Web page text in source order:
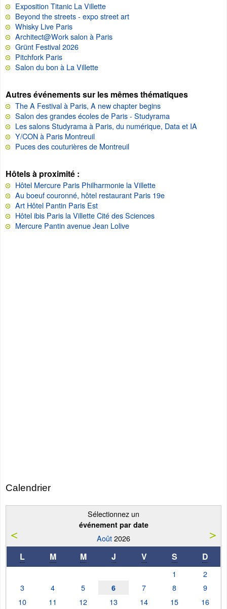
Exposition Titanic La Villette
Beyond the streets - expo street art
Whisky Live Paris
Architect@Work salon à Paris
Grünt Festival 2026
Pitchfork Paris
Salon du bon à La Villette
Autres événements sur les mêmes thématiques
The A Festival à Paris, A new chapter begins
Salon des grandes écoles de Paris - Studyrama
Les salons Studyrama à Paris, du numérique, Data et IA
Y/CON à Paris Montreuil
Puces des couturières de Montreuil
Hôtels à proximité :
Hôtel Mercure Paris Philharmonie la Villette
Au boeuf couronné, hôtel restaurant Paris 19e
Art Hôtel Pantin Paris Est
Hôtel ibis Paris la Villette Cité des Sciences
Mercure Pantin avenue Jean Lolive
Calendrier
Sélectionnez un
événement par date
Août2026
L M M J V S D
1
2
3
4 5 6 7 8
9
10
11 12 13 14 15
16